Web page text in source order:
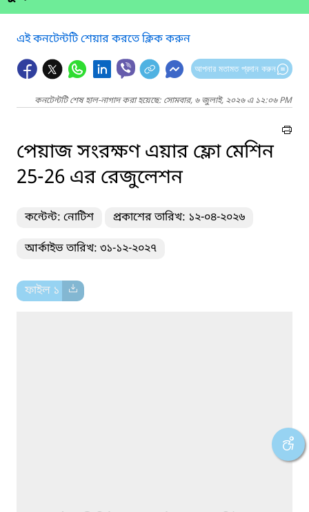
এই কনটেন্টটি শেয়ার করতে ক্লিক করুন
আপনার মতামত প্রদান করুন
কনটেন্টটি শেষ হাল-নাগাদ করা হয়েছে: সোমবার, ৬ জুলাই, ২০২৬ এ ১২:০৬ PM
পেয়াজ সংরক্ষণ এয়ার ফ্লো মেশিন
25-26 এর রেজুলেশন
কন্টেন্ট: নোটিশ প্রকাশের তারিখ: ১২-০৪-২০২৬
আর্কাইভ তারিখ: ৩১-১২-২০২৭
ফাইল ১